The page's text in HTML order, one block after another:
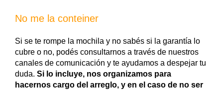
No me la conteiner
Si se te rompe la mochila y no sabés si la garantía lo
cubre o no, podés consultarnos a través de nuestros
canales de comunicación y te ayudamos a despejar tu
duda. Si lo incluye, nos organizamos para
hacernos cargo del arreglo, y en el caso de no ser